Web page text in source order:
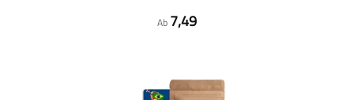
Ab 7,49